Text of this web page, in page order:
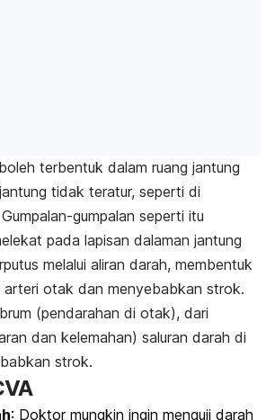
terbentuk dalam ruang jantung
tidak teratur, seperti di
gumpalan seperti itu
pada lapisan dalaman jantung
melalui aliran darah, membentuk
arteri otak dan menyebabkan strok.
(pendarahan di otak), dari
dan kelemahan) saluran darah di
strok.
: Doktor mungkin ingin menguji darah